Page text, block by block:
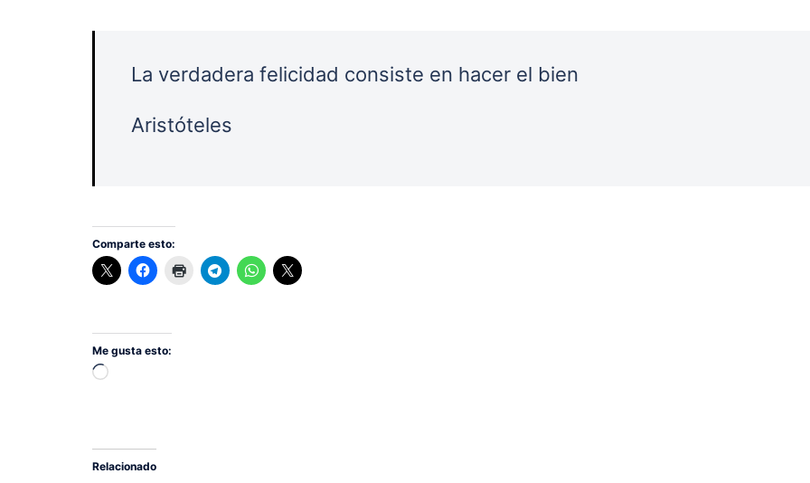
La verdadera felicidad consiste en hacer el bien
Aristóteles
Comparte esto:
Me gusta esto:
Cargando...
Relacionado